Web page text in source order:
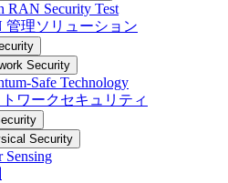
RAN Security Test
管理ソリューション
Security
Safe Technology
ワークセキュリティ
Security
Sensing